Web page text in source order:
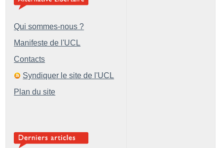
Qui sommes-nous ?
Manifeste de l'UCL
Contacts
Syndiquer le site de l'UCL
Plan du site